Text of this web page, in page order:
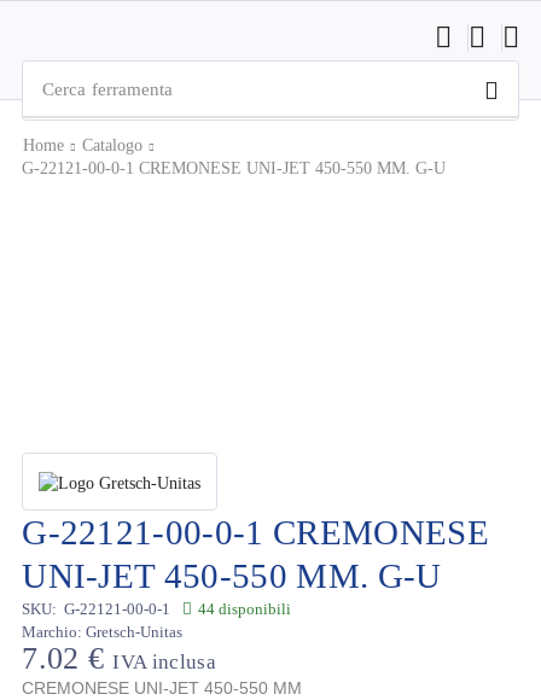
Cerca ferramenta
Home
Catalogo
G-22121-00-0-1 CREMONESE UNI-JET 450-550 MM. G-U
G-22121-00-0-1 CREMONESE
UNI-JET 450-550 MM. G-U
SKU: G-22121-00-0-1
Marchio: Gretsch-Unitas
44 disponibili
7.02 € IVA inclusa
CREMONESE UNI-JET 450-550 MM